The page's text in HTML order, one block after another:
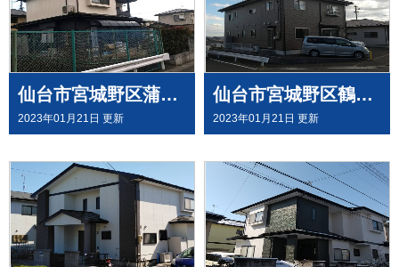
仙台市宮城野区蒲生K様邸で 屋根外壁塗装させて頂きました
2023年01月21日 更新
仙台市宮城野区鶴ケ谷東S様邸で 外壁塗装工事させて頂きました
2023年01月21日 更新